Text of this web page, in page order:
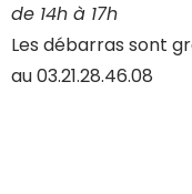
de 14h à 17h
Les débarras sont
au 03.21.28.46.08